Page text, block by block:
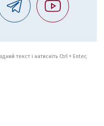
текст і натисніть Ctrl + Enter,